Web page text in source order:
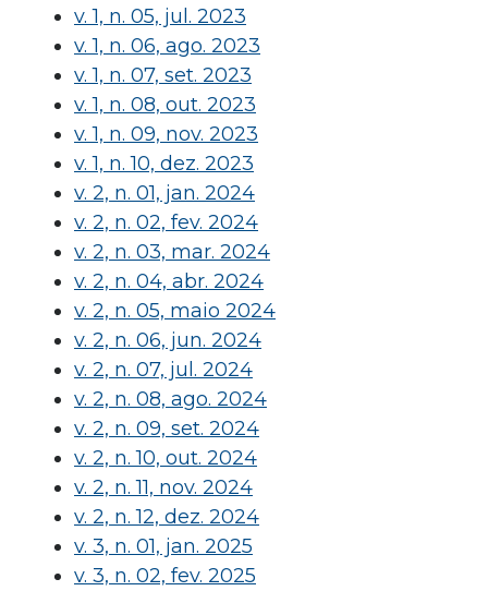
v. 1, n. 05, jul. 2023
v. 1, n. 06, ago. 2023
v. 1, n. 07, set. 2023
v. 1, n. 08, out. 2023
v. 1, n. 09, nov. 2023
v. 1, n. 10, dez. 2023
v. 2, n. 01, jan. 2024
v. 2, n. 02, fev. 2024
v. 2, n. 03, mar. 2024
v. 2, n. 04, abr. 2024
v. 2, n. 05, maio 2024
v. 2, n. 06, jun. 2024
v. 2, n. 07, jul. 2024
v. 2, n. 08, ago. 2024
v. 2, n. 09, set. 2024
v. 2, n. 10, out. 2024
v. 2, n. 11, nov. 2024
v. 2, n. 12, dez. 2024
v. 3, n. 01, jan. 2025
v. 3, n. 02, fev. 2025